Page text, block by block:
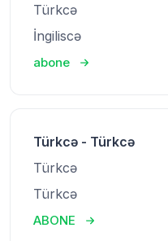
Türkcə
İngiliscə
abone
Türkcə - Türkcə
Türkcə
Türkcə
ABONE